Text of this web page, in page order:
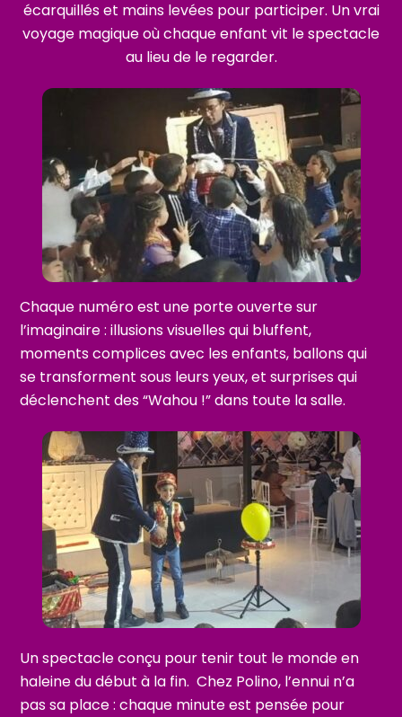
écarquillés et mains levées pour participer. Un vrai
voyage magique où chaque enfant vit le spectacle
au lieu de le regarder.
Chaque numéro est une porte ouverte sur
l’imaginaire : illusions visuelles qui bluffent,
moments complices avec les enfants, ballons qui
se transforment sous leurs yeux, et surprises qui
déclenchent des “Wahou !” dans toute la salle.
Un spectacle conçu pour tenir tout le monde en
haleine du début à la fin.Chez Polino, l’ennui n’a
pas sa place : chaque minute est pensée pour